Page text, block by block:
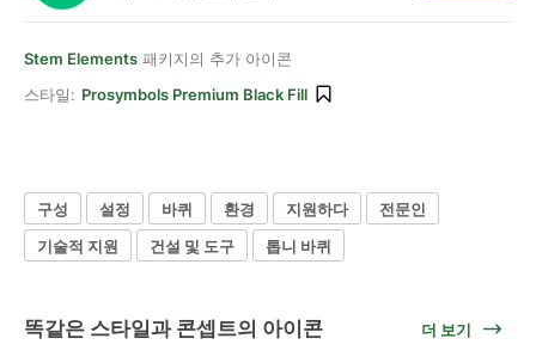
Stem Elements 패키지의 추가 아이콘
스타일: Prosymbols Premium Black Fill
구성 설정 바퀴 환경 지원하다
전문인
기술적 지원
건설 및 도구 톱니 바퀴
똑같은 스타일과 콘셉트의 아이콘 더 보기